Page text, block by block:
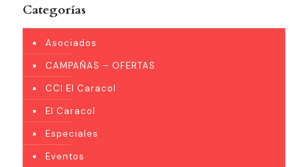
Categorías
Asociados
CAMPAÑAS – OFERTAS
CCI El Caracol
El Caracol
Especiales
Eventos